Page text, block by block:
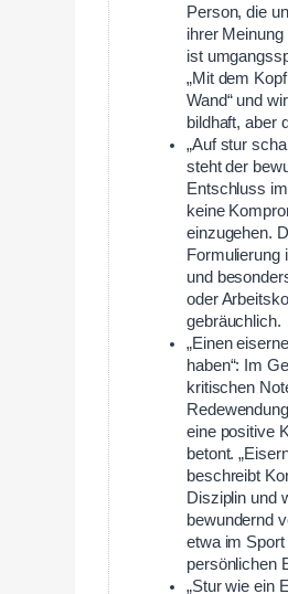
Person, die
ihrer Meinung
ist
„Mit dem
Wand“ und
bildhaft, aber
„Auf stur
steht der
Entschluss
keine
einzugehen.
Formulierung
und
oder
gebräuchlich.
„Einen
haben“: Im
kritischen
eine positive
betont.
beschreibt
Disziplin und
bewundernd
etwa im Sport
persönlichen
„Stur wie ein